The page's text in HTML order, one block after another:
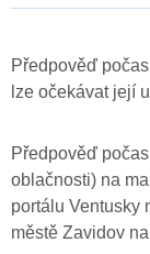
Předpověď
lze očekávat její
Předpověď
oblačnosti) na
portálu Ventusky
městě Zavidov